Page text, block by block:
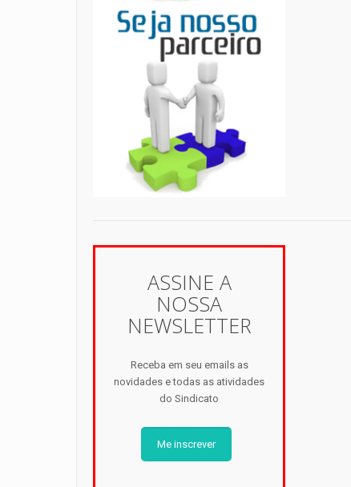
ASSINE A
NOSSA
NEWSLETTER
Receba em seu emails as
novidades e todas as atividades
do Sindicato
Me inscrever